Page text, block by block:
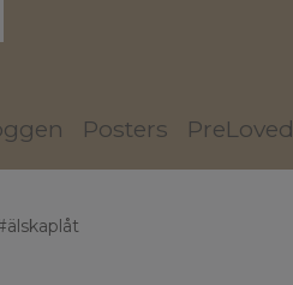
Posters PreLoved